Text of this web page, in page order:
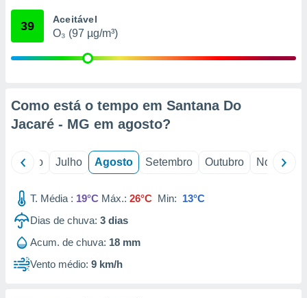
através
1199
39 Aceitável
O₃ (97 µg/m³)
Como está o tempo em Santana Do
Jacaré - MG em agosto?
Junho Julho Agosto Setembro Outubro Novembro
T. Média : 19°C Máx.: 26°C Min: 13°C
Dias de chuva: 3 dias
Acum. de chuva: 18 mm
Vento médio: 9 km/h